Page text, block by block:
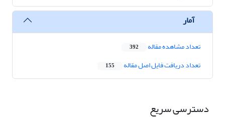
آمار
تعداد مشاهده مقاله 392
تعداد دریافت فایل اصل مقاله 155
دسترسی سریع